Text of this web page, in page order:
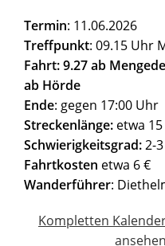
Termin: 11.06.2026
Treffpunkt: 09.15 Uhr
Fahrt: 9.27 ab
ab Hörde
Ende: gegen 17:00 Uhr
Streckenlänge: etwa
Schwierigkeitsgrad:2-
Fahrtkosten etwa 6 €
Wanderführer:
Kompletten
ansehen